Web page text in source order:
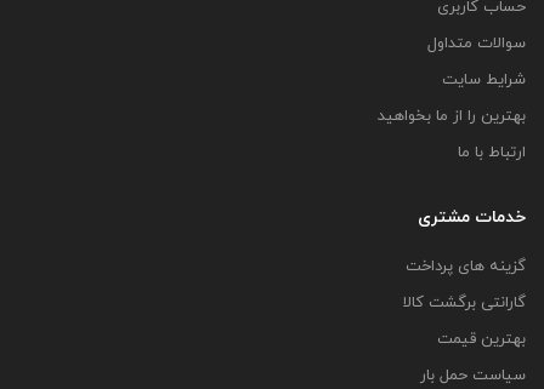
حساب کاربری
سوالات متداول
شرایط سایت
بهترین را از ما بخواهید
ارتباط با ما
خدمات مشتری
گزینه های پرداخت
گارانتی برگشت کالا
بهترین قیمت
سیاست حمل بار